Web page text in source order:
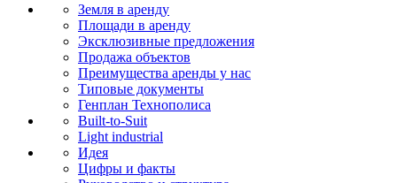
Земля в аренду
Площади в аренду
Эксклюзивные предложения
Продажа объектов
Преимущества аренды у нас
Типовые документы
Генплан Технополиса
Built-to-Suit
Light industrial
Идея
Цифры и факты